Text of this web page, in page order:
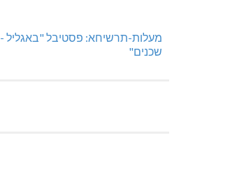
מעלות-תרשיחא: פסטיבל "באגליל -
שכנים"